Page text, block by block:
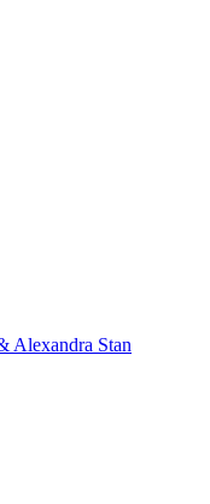
Alexandra Stan